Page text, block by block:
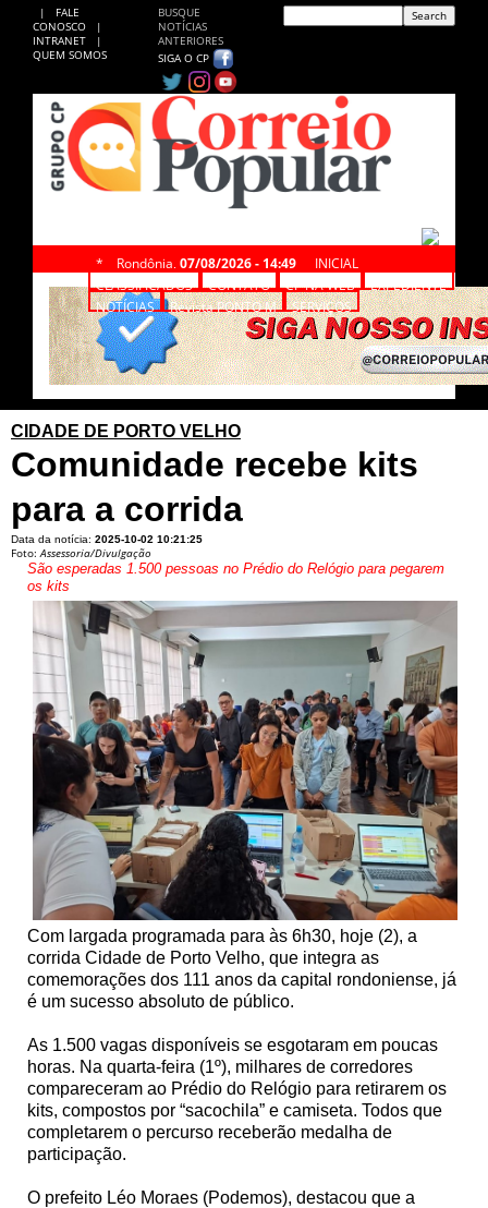
|
FALE
CONOSCO
|
INTRANET
|
QUEM SOMOS
BUSQUE
NOTÍCIAS
ANTERIORES
SIGA O CP
* Rondônia, 07/08/2026 - 14:49
INICIAL
CLASSIFICADOS
CONTATO CP NA WEB
EXPEDIENTE
NOTÍCIAS
Revista PONTO M SERVIÇOS
CIDADE DE PORTO VELHO
Comunidade recebe kits
para a corrida
Data da notícia: 2025-10-02 10:21:25
Foto:Assessoria/Divulgação
São esperadas 1.500 pessoas no Prédio do Relógio para pegarem
os kits
Com largada programada para às 6h30, hoje (2), a
corrida Cidade de Porto Velho, que integra as
comemorações dos 111 anos da capital rondoniense, já
é um sucesso absoluto de público.
As 1.500 vagas disponíveis se esgotaram em poucas
horas. Na quarta-feira (1º), milhares de corredores
compareceram ao Prédio do Relógio para retirarem os
kits, compostos por “sacochila” e camiseta. Todos que
completarem o percurso receberão medalha de
participação.
O prefeito Léo Moraes (Podemos), destacou que a